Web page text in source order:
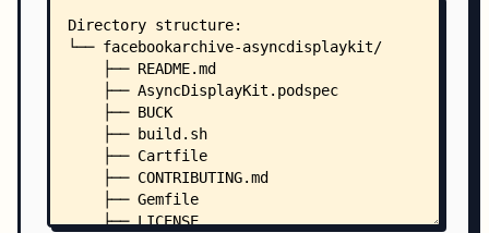
Directory structure:
└── facebookarchive-asyncdisplaykit/
    ├── README.md
    ├── AsyncDisplayKit.podspec
    ├── BUCK
    ├── build.sh
    ├── Cartfile
    ├── CONTRIBUTING.md
    ├── Gemfile
    ├── LICENSE